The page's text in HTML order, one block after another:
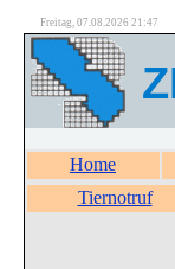
Freitag, 07.08.2026 21:47
Home
Tiernotruf